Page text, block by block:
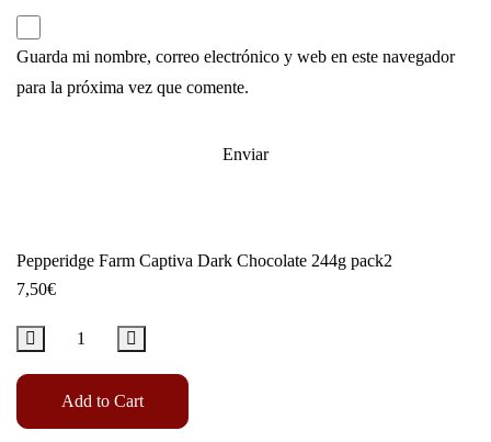
Guarda mi nombre, correo electrónico y web en este navegador
para la próxima vez que comente.
Pepperidge Farm Captiva Dark Chocolate 244g pack2
7,50€
Add to Cart